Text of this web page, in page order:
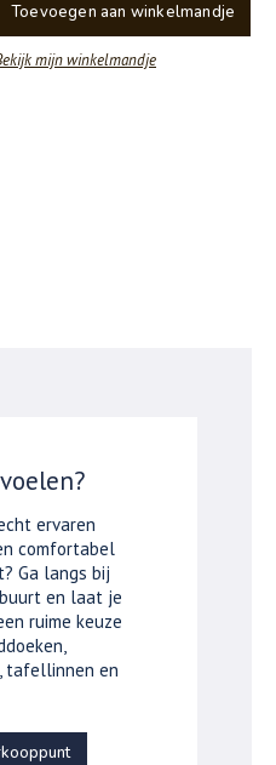
Toevoegen aan winkelmandje
mijn winkelmandje
ervaren
comfortabel
Ga langs bij
en laat je
ruime keuze
tafellinnen en